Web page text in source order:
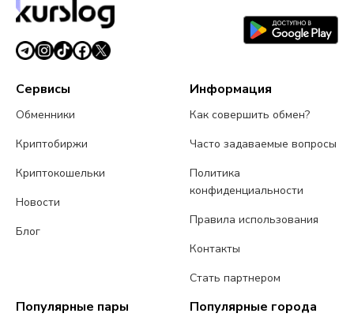
Сервисы
Обменники
Криптобиржи
Криптокошельки
Новости
Блог
Информация
Как совершить обмен?
Часто задаваемые вопросы
Политика
конфиденциальности
Правила использования
Контакты
Стать партнером
Популярные пары Популярные города